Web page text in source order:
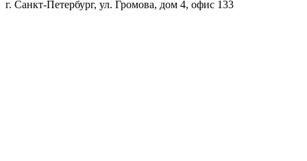
г. Санкт-Петербург, ул. Громова, дом 4, офис 133